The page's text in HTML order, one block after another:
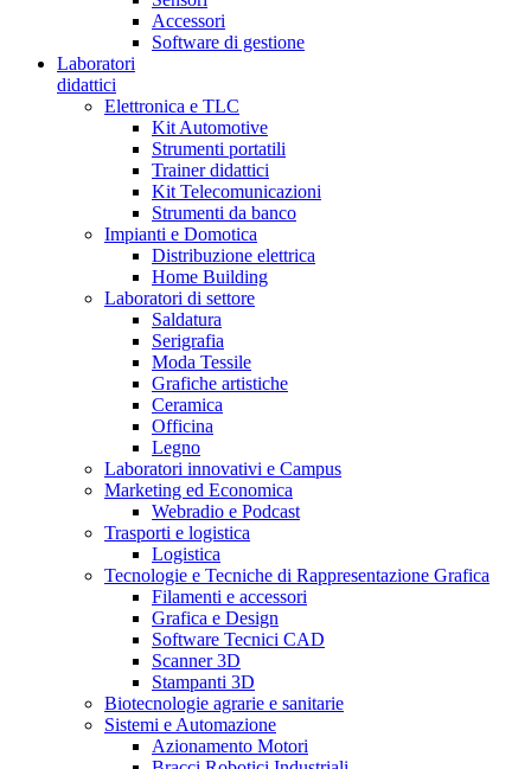
Accessori
Software di gestione
Laboratori
didattici
Elettronica e TLC
Kit Automotive
Strumenti portatili
Trainer didattici
Kit Telecomunicazioni
Strumenti da banco
Impianti e Domotica
Distribuzione elettrica
Home Building
Laboratori di settore
Saldatura
Serigrafia
Moda Tessile
Grafiche artistiche
Ceramica
Officina
Legno
Laboratori innovativi e Campus
Marketing ed Economica
Webradio e Podcast
Trasporti e logistica
Logistica
Tecnologie e Tecniche di Rappresentazione Grafica
Filamenti e accessori
Grafica e Design
Software Tecnici CAD
Scanner 3D
Stampanti 3D
Biotecnologie agrarie e sanitarie
Sistemi e Automazione
Azionamento Motori